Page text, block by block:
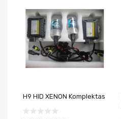
H9 HID XENON Komplektas